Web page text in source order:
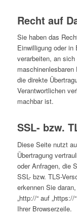
Recht auf
Sie haben das
Einwilligung oder in
verarbeiten, an
die direkte
Verantwortlichen
machbar ist.
SSL- bzw.
Diese Seite nutzt
Übertragung
oder Anfragen, die
SSL- bzw. TLS-
erkennen Sie
„http://“ auf
Ihrer Browserzeile.